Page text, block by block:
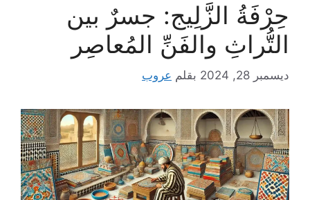
حِرْفَةُ الزَّلِيج: جسرٌ بين
التُّراثِ والفَنِّ المُعاصِر
ديسمبر 28, 2024 بقلم عروب